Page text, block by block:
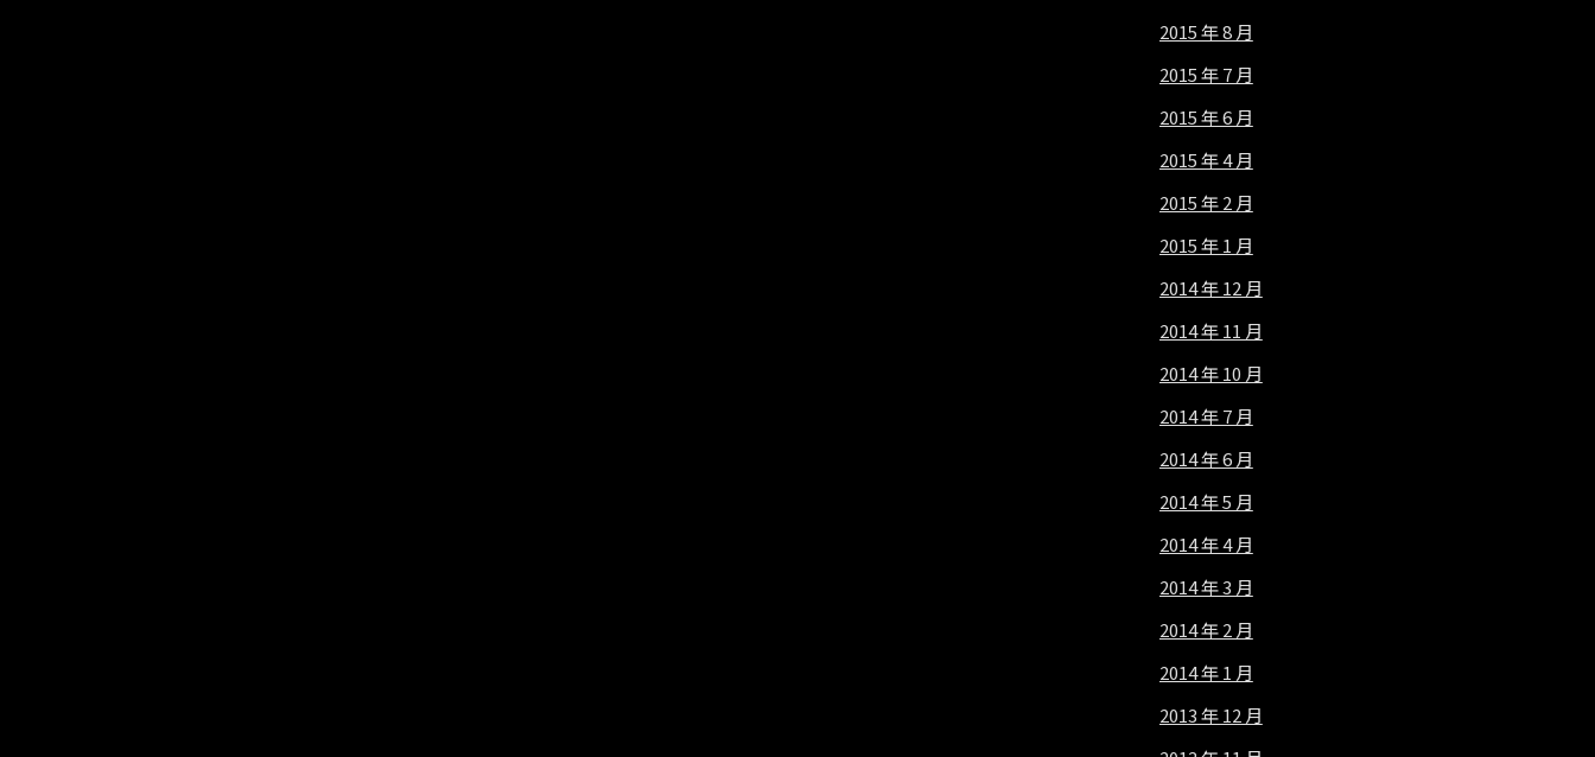
2015 年 8 月
2015 年 7 月
2015 年 6 月
2015 年 4 月
2015 年 2 月
2015 年 1 月
2014 年 12 月
2014 年 11 月
2014 年 10 月
2014 年 7 月
2014 年 6 月
2014 年 5 月
2014 年 4 月
2014 年 3 月
2014 年 2 月
2014 年 1 月
2013 年 12 月